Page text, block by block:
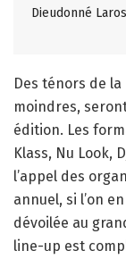
Dieudonné
Des ténors de
moindres,
édition. Les
Klass, Nu Look,
l’appel des
annuel, si l’on
dévoilée au
line-up est